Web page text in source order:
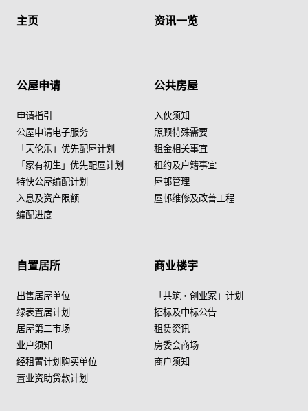
主页 资讯一览
公屋申请
申请指引
公屋申请电子服务
「天伦乐」优先配屋计划
「家有初生」优先配屋计划
特快公屋编配计划
入息及资产限额
编配进度
公共房屋
入伙须知
照顾特殊需要
租金相关事宜
租约及户籍事宜
屋邨管理
屋邨维修及改善工程
自置居所
出售居屋单位
绿表置居计划
居屋第二市场
业户须知
经租置计划购买单位
置业资助贷款计划
商业楼宇
「共筑・创业家」计划
招标及中标公告
租赁资讯
房委会商场
商户须知